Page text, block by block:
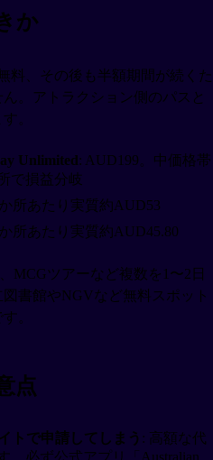
か
料、その後も半額期間が続くた
。アトラクション側のパスと
。
Unlimited: AUD199。中価格帯
で損益分岐
所あたり実質約AUD53
所あたり実質約AUD45.80
MCGツアーなど複数を1〜2日
書館やNGVなど無料スポット
。
点
トで申請してしまう : 高額な代
。必ず公式アプリ「Australian